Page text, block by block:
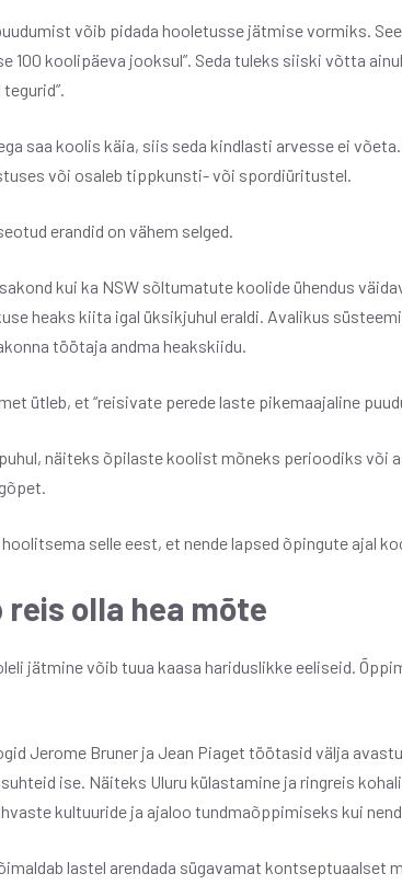
võib pidada hooletusse jätmise vormiks.
100 koolipäeva jooksul”. Seda tuleks siiski võtta
saa koolis käia, siis seda kindlasti arvesse ei
või osaleb tippkunsti- või spordiüritustel.
erandid on vähem selged.
kui ka NSW sõltumatute koolide ühendus
heaks kiita igal üksikjuhul eraldi. Avalikus
töötaja andma heakskiidu.
ütleb, et “reisivate perede laste pikemaajaline
näiteks õpilaste koolist mõneks perioodiks või
selle eest, et nende lapsed õpingute ajal
reis olla hea mõte
jätmine võib tuua kaasa hariduslikke eeliseid.
Jerome Bruner ja Jean Piaget töötasid välja
ise. Näiteks Uluru külastamine ja ringreis
kultuuride ja ajaloo tundmaõppimiseks kui
lastel arendada sügavamat